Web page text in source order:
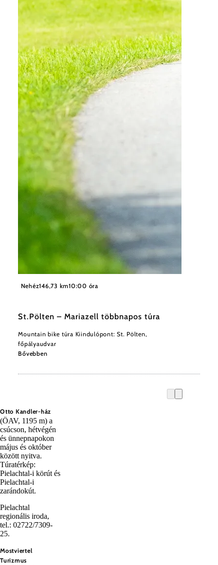
©
Wolfgang Wutzl
Nehéz146,73 km10:00 óra
St.Pölten – Mariazell többnapos túra
Mountain bike túra Kiindulópont: St. Pölten,
főpályaudvar
Bővebben
Otto Kandler-ház
(ÖAV, 1195 m) a
csúcson, hétvégén
és ünnepnapokon
május és október
között nyitva.
Túratérkép:
Pielachtal-i körút és
Pielachtal-i
zarándokút.
Pielachtal
regionális iroda,
tel.: 02722/7309-
25.
Mostviertel
Turizmus